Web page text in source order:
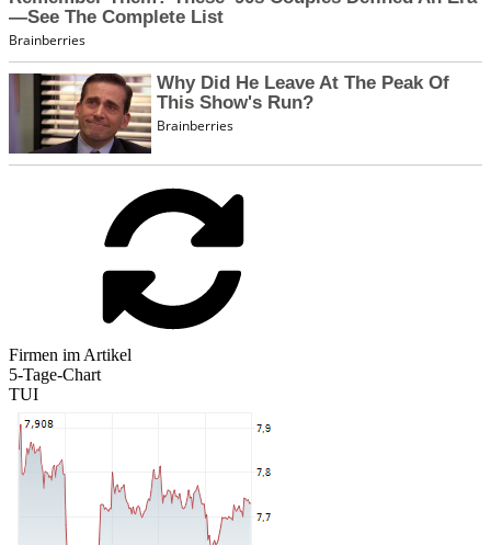
Firmen im Artikel
5-Tage-Chart
TUI